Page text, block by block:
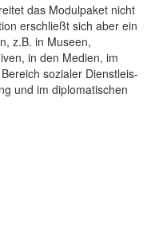
das Modulpaket nicht
erschließt sich aber ein
z.B. in Museen,
in den Medien, im
sozialer Dienstleis­
und im diplomatischen